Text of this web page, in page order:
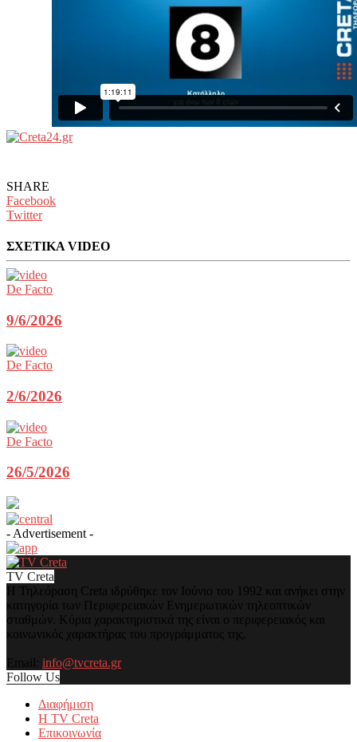
SHARE
Facebook
Twitter
ΣΧΕΤΙΚΑ VIDEO
De Facto
9/6/2026
De Facto
2/6/2026
De Facto
26/5/2026
- Advertisement -
TV Creta
Η Τηλεόραση Creta ιδρύθηκε τον Ιούνιο του 1992 και ανήκει στην
κατηγορία των Περιφερειακών Ενημερωτικών τηλεοπτικών
σταθμών. Κύρια χαρακτηριστικά της είναι ο περιφερειακός και
κοινωνικός χαρακτήρας του προγράμματος της.
Email: info@tvcreta.gr
Follow Us
Διαφήμιση
Η TV Creta
Επικοινωνία